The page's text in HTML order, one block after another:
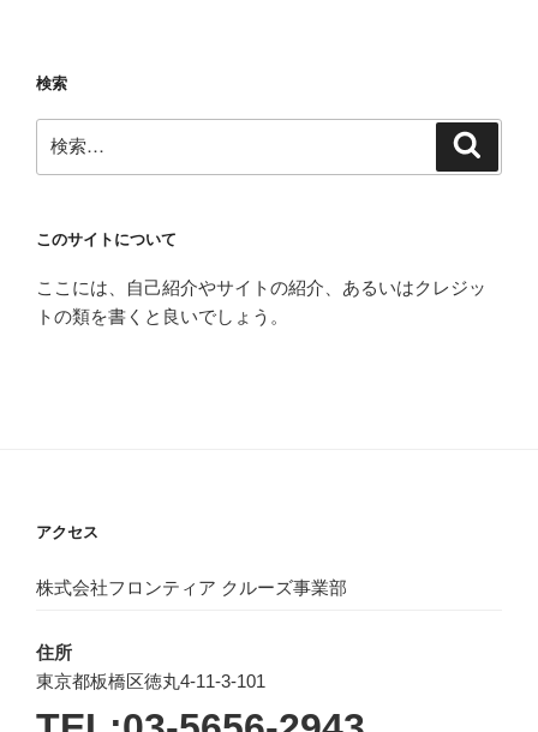
検索
索:
このサイトについて
ここには、自己紹介やサイトの紹介、あるいはクレジッ
トの類を書くと良いでしょう。
アクセス
株式会社フロンティア クルーズ事業部
住所
東京都板橋区徳丸4-11-3-101